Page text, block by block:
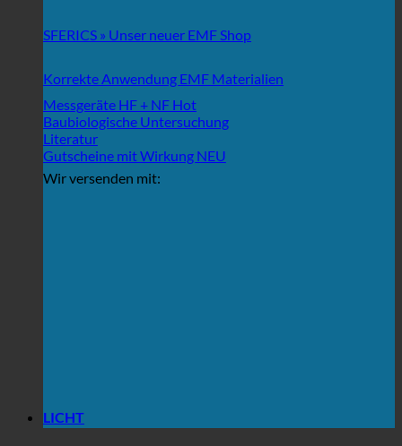
SFERICS » Unser neuer EMF Shop
Korrekte Anwendung EMF Materialien
Messgeräte HF + NF
Baubiologische Untersuchung
Literatur
Gutscheine mit Wirkung
Wir versenden mit:
LICHT